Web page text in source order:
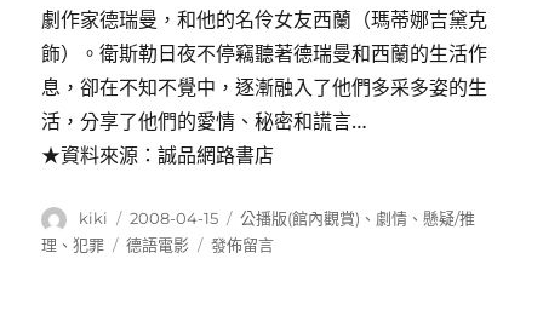
劇作家德瑞曼，和他的名伶女友西蘭（瑪蒂娜吉黛克
飾）。衛斯勒日夜不停竊聽著德瑞曼和西蘭的生活作
息，卻在不知不覺中，逐漸融入了他們多采多姿的生
活，分享了他們的愛情、秘密和謊言…
★資料來源：誠品網路書店
作
者
kiki
發
佈
2008-04-15
分
類
公播版(館內觀賞) 、 劇情 、懸疑/推
理 、犯罪
標
德語電影
在
發佈留言